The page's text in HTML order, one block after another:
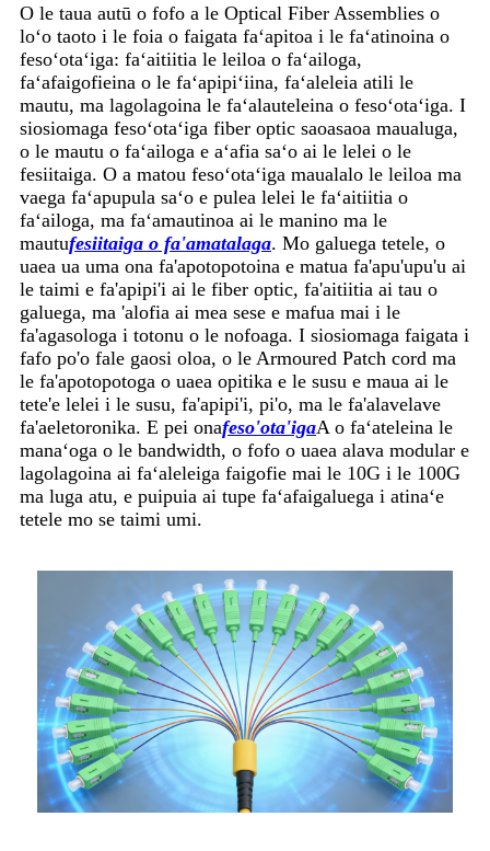
O le taua autū o fofo a le Optical Fiber Assemblies o
loʻo taoto i le foia o faigata faʻapitoa i le faʻatinoina o
fesoʻotaʻiga: faʻaitiitia le leiloa o faʻailoga,
faʻafaigofieina o le faʻapipiʻiina, faʻaleleia atili le
mautu, ma lagolagoina le faʻalauteleina o fesoʻotaʻiga. I
siosiomaga fesoʻotaʻiga fiber optic saoasaoa maualuga,
o le mautu o faʻailoga e aʻafia saʻo ai le lelei o le
fesiitaiga. O a matou fesoʻotaʻiga maualalo le leiloa ma
vaega faʻapupula saʻo e pulea lelei le faʻaitiitia o
faʻailoga, ma faʻamautinoa ai le manino ma le
mautufesiitaiga o fa'amatalaga. Mo galuega tetele, o
uaea ua uma ona fa'apotopotoina e matua fa'apu'upu'u ai
le taimi e fa'apipi'i ai le fiber optic, fa'aitiitia ai tau o
galuega, ma 'alofia ai mea sese e mafua mai i le
fa'agasologa i totonu o le nofoaga. I siosiomaga faigata i
fafo po'o fale gaosi oloa, o le Armoured Patch cord ma
le fa'apotopotoga o uaea opitika e le susu e maua ai le
tete'e lelei i le susu, fa'apipi'i, pi'o, ma le fa'alavelave
fa'aeletoronika. E pei onafeso'ota'igaA o faʻateleina le
manaʻoga o le bandwidth, o fofo o uaea alava modular e
lagolagoina ai faʻaleleiga faigofie mai le 10G i le 100G
ma luga atu, e puipuia ai tupe faʻafaigaluega i atinaʻe
tetele mo se taimi umi.